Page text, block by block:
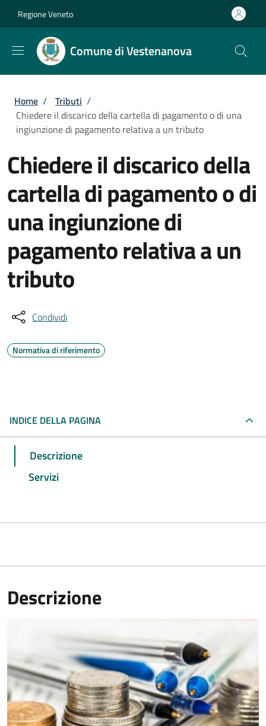
Regione Veneto
Comune di Vestenanova
Briciole di pane
Home / Tributi /
Chiedere il discarico della cartella di pagamento o di una
ingiunzione di pagamento relativa a un tributo
Chiedere il discarico della
cartella di pagamento o di
una ingiunzione di
pagamento relativa a un
tributo
Condividi
Normativa di riferimento
INDICE DELLA PAGINA
Descrizione
Servizi
Descrizione